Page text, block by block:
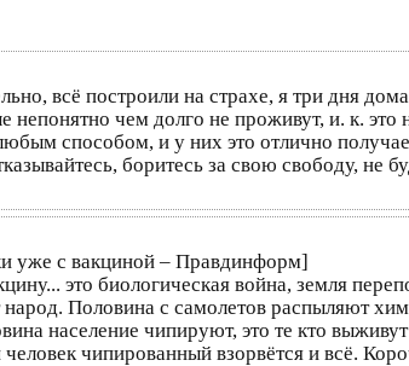
всё построили на страхе, я три дня
чем долго не проживут, и. к. это
способом, и у них это отлично
боритесь за свою свободу, не
уже с вакциной – Правдинформ]
это биологическая война, земля
Половина с самолетов распыляют
население чипируют, это те кто
чипированный взорвётся и всё.